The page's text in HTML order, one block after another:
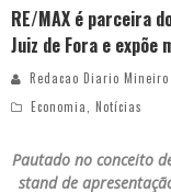
RE/MAX é parceira
Juiz de Fora e expõe
Redacao Diario Mineiro
Economia
Notícias
Pautado no conceito
stand de